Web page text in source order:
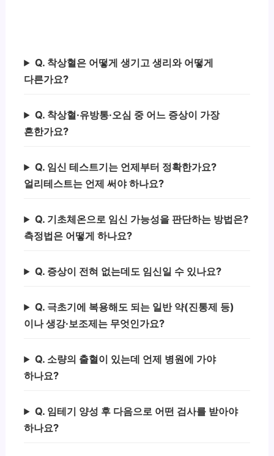
Q. 착상혈은 어떻게 생기고 생리와 어떻게
다른가요?
Q. 착상혈·유방통·오심 중 어느 증상이 가장
흔한가요?
Q. 임신 테스트기는 언제부터 정확한가요?
얼리테스트는 언제 써야 하나요?
Q. 기초체온으로 임신 가능성을 판단하는 방법은?
측정법은 어떻게 하나요?
Q. 증상이 전혀 없는데도 임신일 수 있나요?
Q. 극초기에 복용해도 되는 일반 약(진통제 등)
이나 생강·보조제는 무엇인가요?
Q. 소량의 출혈이 있는데 언제 병원에 가야
하나요?
Q. 임테기 양성 후 다음으로 어떤 검사를 받아야
하나요?